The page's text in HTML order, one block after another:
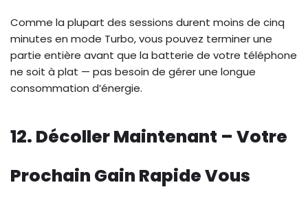
Comme la plupart des sessions durent moins de cinq
minutes en mode Turbo, vous pouvez terminer une
partie entière avant que la batterie de votre téléphone
ne soit à plat — pas besoin de gérer une longue
consommation d’énergie.
12. Décoller Maintenant – Votre
Prochain Gain Rapide Vous